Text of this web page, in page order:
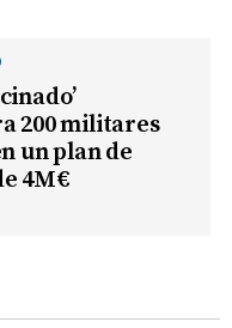
200 militares
un plan de
4M€